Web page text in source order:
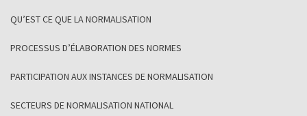
QU’EST CE QUE LA NORMALISATION
PROCESSUS D’ÉLABORATION DES NORMES
PARTICIPATION AUX INSTANCES DE NORMALISATION
SECTEURS DE NORMALISATION NATIONAL